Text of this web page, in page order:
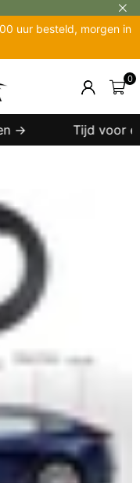
uur besteld, morgen in
0
→ Tijd voor